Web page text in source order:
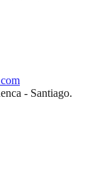
- Santiago.